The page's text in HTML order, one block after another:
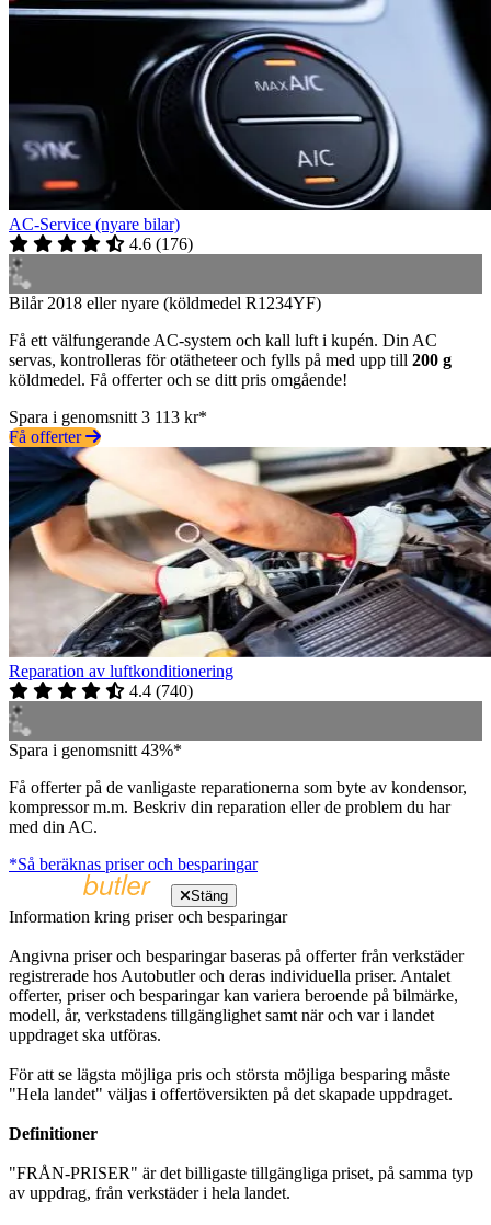
AC-Service (nyare bilar)
4.6 (176)
Bilår 2018 eller nyare (köldmedel R1234YF)
Få ett välfungerande AC-system och kall luft i kupén. Din AC
servas, kontrolleras för otätheteer och fylls på med upp till 200 g
köldmedel. Få offerter och se ditt pris omgående!
Spara i genomsnitt 3 113 kr*
Få offerter
Reparation av luftkonditionering
4.4 (740)
Spara i genomsnitt 43%*
Få offerter på de vanligaste reparationerna som byte av kondensor,
kompressor m.m. Beskriv din reparation eller de problem du har
med din AC.
*Så beräknas priser och besparingar
Stäng
Information kring priser och besparingar
Angivna priser och besparingar baseras på offerter från verkstäder
registrerade hos Autobutler och deras individuella priser. Antalet
offerter, priser och besparingar kan variera beroende på bilmärke,
modell, år, verkstadens tillgänglighet samt när och var i landet
uppdraget ska utföras.
För att se lägsta möjliga pris och största möjliga besparing måste
"Hela landet" väljas i offertöversikten på det skapade uppdraget.
Definitioner
"FRÅN-PRISER" är det billigaste tillgängliga priset, på samma typ
av uppdrag, från verkstäder i hela landet.